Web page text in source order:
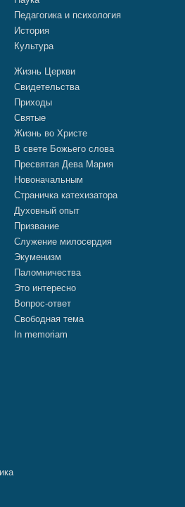
Педагогика и психология
История
Культура
Жизнь Церкви
Свидетельства
Приходы
Святые
Жизнь во Христе
В свете Божьего слова
Пресвятая Дева Мария
Новоначальным
Страничка катехизатора
Духовный опыт
Призвание
Служение милосердия
Экуменизм
Паломничества
Это интересно
Вопрос-ответ
Свободная тема
In memoriam